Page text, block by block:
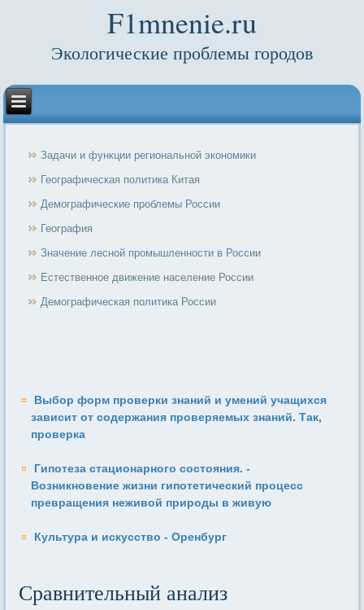
F1mnenie.ru
Экологические проблемы городов
Задачи и функции региональной экономики
Географическая политика Китая
Демографические проблемы России
География
Значение лесной промышленности в России
Естественное движение население России
Демографическая политика России
Выбор форм проверки знаний и умений учащихся
зависит от содержания проверяемых знаний. Так,
проверка
Гипотеза стационарного состояния. -
Возникновение жизни гипотетический процесс
превращения неживой природы в живую
Культура и искусство - Оренбург
Сравнительный анализ